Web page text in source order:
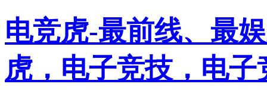
电竞虎-最前线、最
虎，电子竞技，电